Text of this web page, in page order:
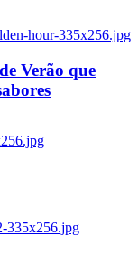
hour-335x256.jpg
Verão que
335x256.jpg